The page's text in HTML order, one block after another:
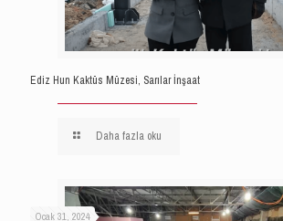
Ediz Hun Kaktüs Müzesi, Sarılar İnşaat
Daha fazla oku
Ocak 31, 2024